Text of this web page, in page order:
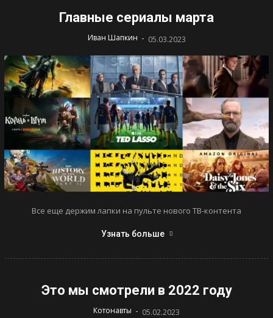
Главные сериалы марта
Иван Шапкин - 05.03.2023
Все еще держим лапки на пульте нового ТВ-контента
Узнать больше
Это мы смотрели в 2022 году
Котонавты - 05.02.2023